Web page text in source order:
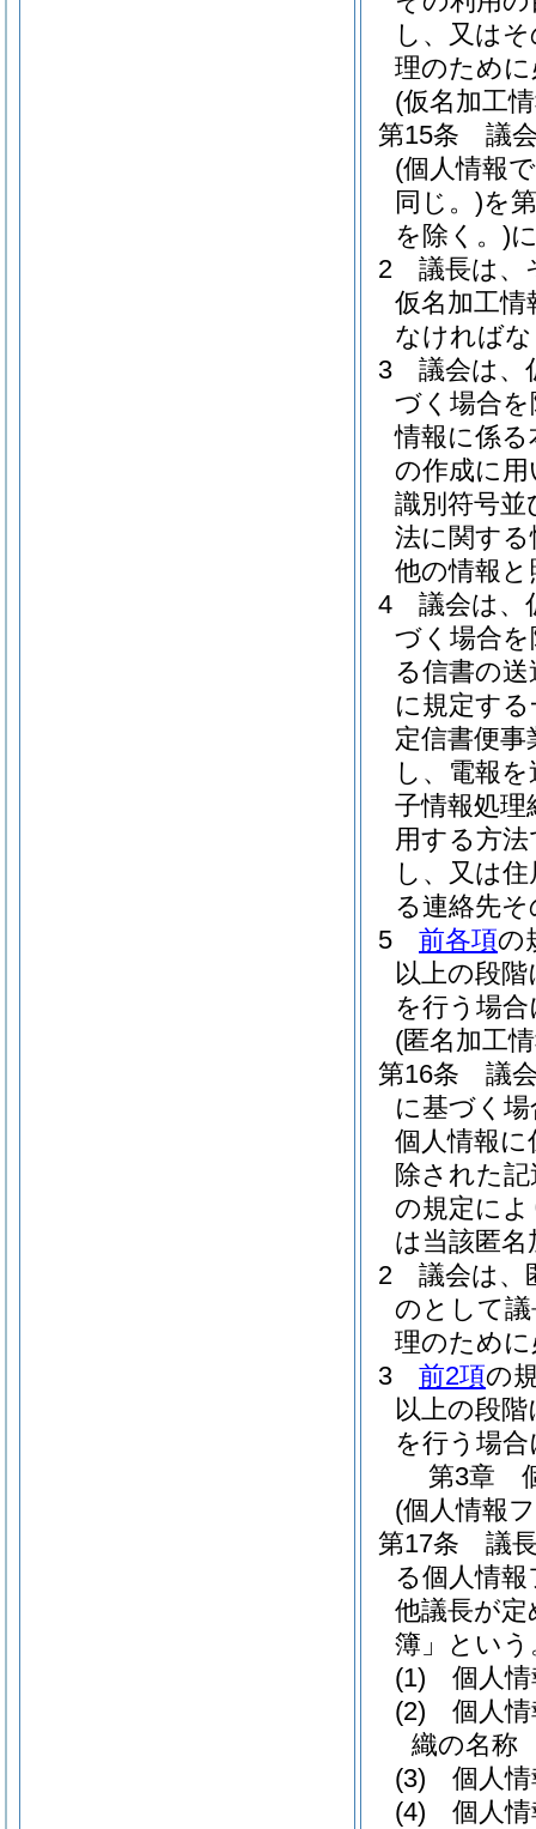
し、又は
理のため
(仮名加工
第15条
議
(個人情報
同じ。)を
を除く。)
2
議長は、
仮名加工
なければ
3
議会は、
づく場合
情報に係
の作成に
識別符号
法に関す
他の情報
4
議会は、
づく場合
る信書の
に規定す
定信書便
し、電報
子情報処
用する方
し、又は
る連絡先
5
前各項の
以上の段
を行う場
(匿名加工
第16条
議
に基づく
個人情報
除された
の規定に
は当該匿
2
議会は、
のとして
理のため
3
前2項の
以上の段
を行う場
第3章
(個人情報
第17条
議
る個人情
他議長が
簿」という
(1)
個人
(2)
個人
織の名称
(3)
個人
(4)
個人